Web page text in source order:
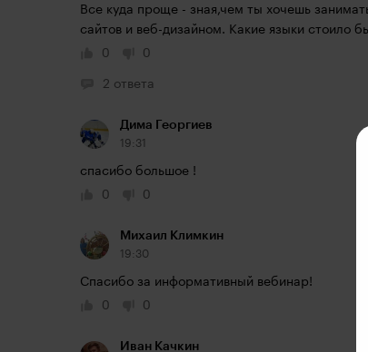
Все куда проще - зная,чем ты хочешь
сайтов и веб-дизайном. Какие языки стоило
0
0
2 ответа
Дима Георгиев
19:31
спасибо большое !
0
0
Михаил Климкин
19:30
Спасибо за информативный вебинар!
0
0
Иван Качкин